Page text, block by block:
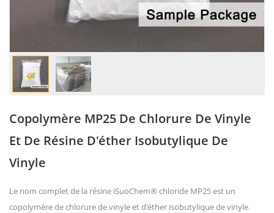
Copolymère MP25 De Chlorure De Vinyle
Et De Résine D'éther Isobutylique De
Vinyle
Le nom complet de la résine iSuoChem® chloride MP25 est un
copolymère de chlorure de vinyle et d'éther isobutylique de vinyle.